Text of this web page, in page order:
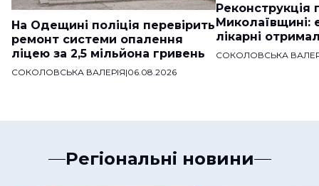
На Одещині поліція перевірить
ремонт системи опалення
ліцею за 2,5 мільйона гривень
СОКОЛОВСЬКА ВАЛЕРІЯ|06.08.2026
Реконструкція
Миколаївщині:
лікарні
СОКОЛОВСЬКА
Регіональні новини